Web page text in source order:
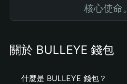
核心使命。
關於 BULLEYE 錢包
什麼是 BULLEYE 錢包？